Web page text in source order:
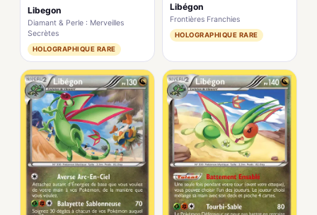
Libegon
Diamant & Perle : Merveilles
Secrètes
HOLOGRAPHIQUE RARE
Libégon
Frontières Franchies
HOLOGRAPHIQUE RARE